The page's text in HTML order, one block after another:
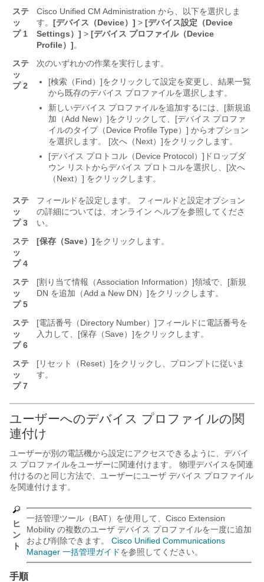
ステ
ッ
プ 1
Cisco Unified CM Administration から、以下を選択しま
す。 [デバイス（Device）] > [デバイス設定（Device
Settings）] > [デバイス プロファイル（Device
Profile）]。
ステ
ッ
プ 2
次のいずれかの作業を実行します。
[検索（Find）]をクリックして設定を変更し、結果一覧
から既存のデバイス プロファイルを選択します。
新しいデバイス プロファイルを追加するには、[新規追
加（Add New）]をクリックして、[デバイス プロファ
イルのタイプ（Device Profile Type）] からオプション
を選択します。 [次へ（Next）]をクリックします。
[デバイス プロトコル（Device Protocol）] ドロップダ
ウン リストからデバイス プロトコルを選択し、[次へ
（Next）] をクリックします。
ステ
ッ
プ 3
フィールドを設定します。 フィールドと設定オプション
の詳細については、オンライン ヘルプを参照してくださ
い。
ステ
ッ
プ 4
[保存（Save）]をクリックします。
ステ
ッ
プ 5
[割り当て情報（Association Information）]領域で、[新規
DN を追加（Add a New DN）]をクリックします。
ステ
ッ
プ 6
[電話番号（Directory Number）]フィールドに電話番号を
入力して、[保存（Save）]をクリックします。
ステ
ッ
プ 7
[リセット（Reset）]をクリックし、プロンプトに従いま
す。
ユーザーへのデバイス プロファイルの関
連付け
ユーザーが別の電話機から設定にアクセスできるように、デバイ
ス プロファイルをユーザーに関連付けます。 物理デバイスを関連
付けるのと同じ方法で、ユーザーにユーザ デバイス プロファイル
を関連付けます。
ヒ
ン
ト
一括管理ツール（BAT）を使用して、Cisco Extension
Mobility の複数のユーザ デバイス プロファイルを一度に追加
および削除できます。 Cisco Unified Communications
Manager 一括管理ガイドを参照してください。
手順